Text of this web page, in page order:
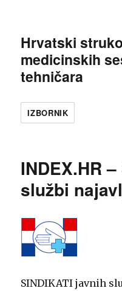
Hrvatski
medicinskih
tehničara
IZBORNIK
INDEX.HR
službi
SINDIKATI javnih